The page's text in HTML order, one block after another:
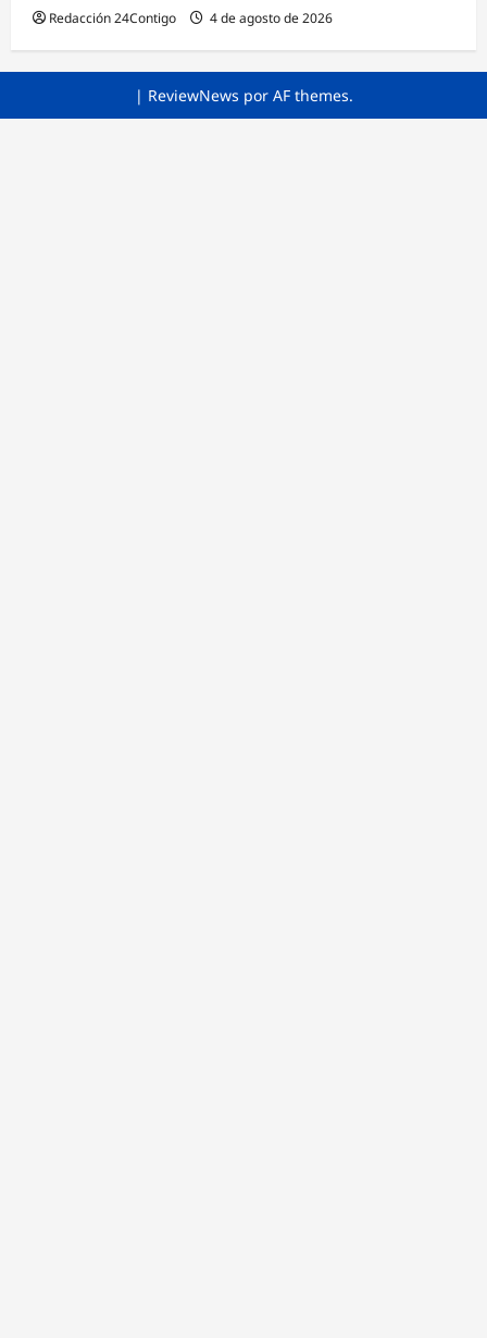
Redacción 24Contigo 4 de agosto de 2026
| ReviewNews por AF themes.